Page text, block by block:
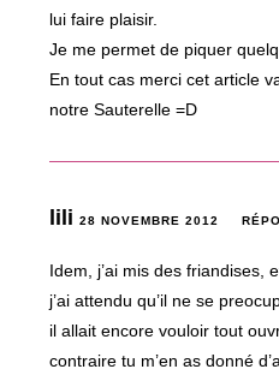
lui faire plaisir.
Je me permet de piquer
En tout cas merci cet article
notre Sauterelle =D
lili28 NOVEMBRE 2012
Idem, j’ai mis des friandises,
j’ai attendu qu’il ne se
il allait encore vouloir tout
contraire tu m’en as donné